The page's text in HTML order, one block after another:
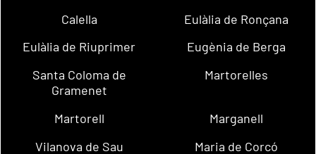
Calella
Eulàlia de Ronçana
Eulàlia de Riuprimer
Eugènia de Berga
Santa Coloma de
Gramenet
Martorelles
Martorell
Marganell
Vilanova de Sau
Maria de Corcó